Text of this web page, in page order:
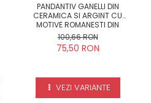
PANDANTIV GANELLI DIN
CERAMICA SI ARGINT CU
MOTIVE ROMANESTI DIN
MUNTENIA - MUSCEL (MODEL 1)
100,66 RON
75,50 RON
VEZI VARIANTE